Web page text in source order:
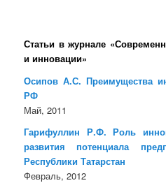
Статьи в журнале
и инновации»
Осипов А.С. Преимущества
РФ
Май, 2011
Гарифуллин Р.Ф. Роль
развития потенциала
Республики Татарстан
Февраль, 2012